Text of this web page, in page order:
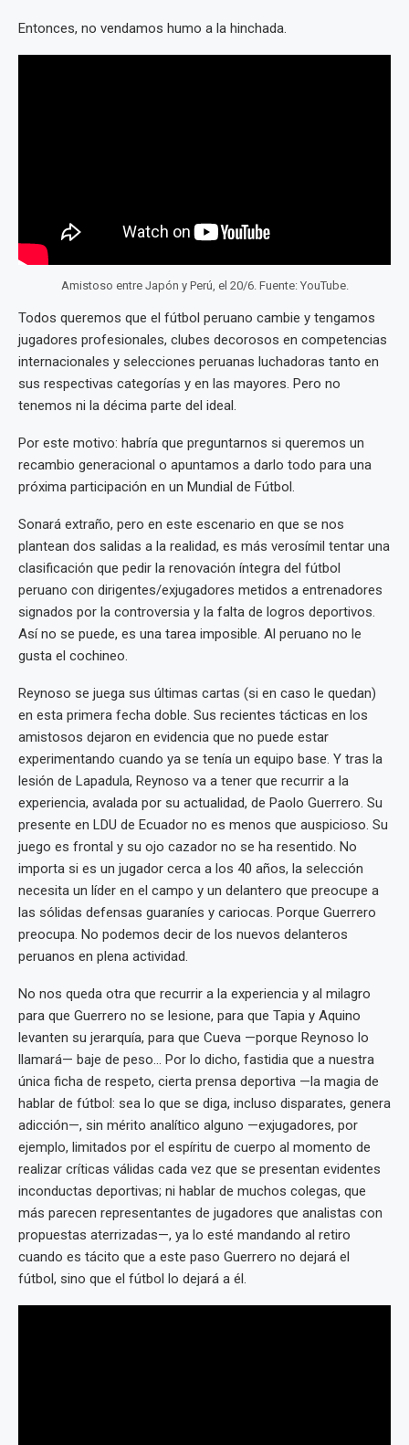
Entonces, no vendamos humo a la hinchada.
Amistoso entre Japón y Perú, el 20/6. Fuente: YouTube.
Todos queremos que el fútbol peruano cambie y tengamos
jugadores profesionales, clubes decorosos en competencias
internacionales y selecciones peruanas luchadoras tanto en
sus respectivas categorías y en las mayores. Pero no
tenemos ni la décima parte del ideal.
Por este motivo: habría que preguntarnos si queremos un
recambio generacional o apuntamos a darlo todo para una
próxima participación en un Mundial de Fútbol.
Sonará extraño, pero en este escenario en que se nos
plantean dos salidas a la realidad, es más verosímil tentar una
clasificación que pedir la renovación íntegra del fútbol
peruano con dirigentes/exjugadores metidos a entrenadores
signados por la controversia y la falta de logros deportivos.
Así no se puede, es una tarea imposible. Al peruano no le
gusta el cochineo.
Reynoso se juega sus últimas cartas (si en caso le quedan)
en esta primera fecha doble. Sus recientes tácticas en los
amistosos dejaron en evidencia que no puede estar
experimentando cuando ya se tenía un equipo base. Y tras la
lesión de Lapadula, Reynoso va a tener que recurrir a la
experiencia, avalada por su actualidad, de Paolo Guerrero. Su
presente en LDU de Ecuador no es menos que auspicioso. Su
juego es frontal y su ojo cazador no se ha resentido. No
importa si es un jugador cerca a los 40 años, la selección
necesita un líder en el campo y un delantero que preocupe a
las sólidas defensas guaraníes y cariocas. Porque Guerrero
preocupa. No podemos decir de los nuevos delanteros
peruanos en plena actividad.
No nos queda otra que recurrir a la experiencia y al milagro
para que Guerrero no se lesione, para que Tapia y Aquino
levanten su jerarquía, para que Cueva —porque Reynoso lo
llamará— baje de peso... Por lo dicho, fastidia que a nuestra
única ficha de respeto, cierta prensa deportiva —la magia de
hablar de fútbol: sea lo que se diga, incluso disparates, genera
adicción—, sin mérito analítico alguno —exjugadores, por
ejemplo, limitados por el espíritu de cuerpo al momento de
realizar críticas válidas cada vez que se presentan evidentes
inconductas deportivas; ni hablar de muchos colegas, que
más parecen representantes de jugadores que analistas con
propuestas aterrizadas—, ya lo esté mandando al retiro
cuando es tácito que a este paso Guerrero no dejará el
fútbol, sino que el fútbol lo dejará a él.